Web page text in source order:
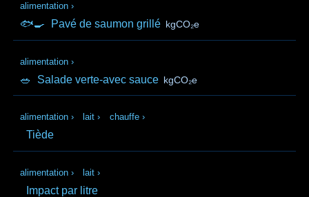
alimentation ›
🐟🍳 Pavé de saumon grillé kgCO₂e
alimentation ›
🥗 Salade verte-avec sauce kgCO₂e
alimentation › lait › chauffe ›
Tiède
alimentation › lait ›
Impact par litre